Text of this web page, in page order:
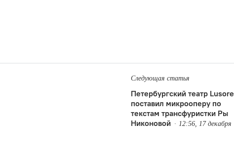
Следующая статья
Петербургский театр
поставил микрооперу по
текстам трансфуристки Ры
Никоновой
12:56, 17 декабря